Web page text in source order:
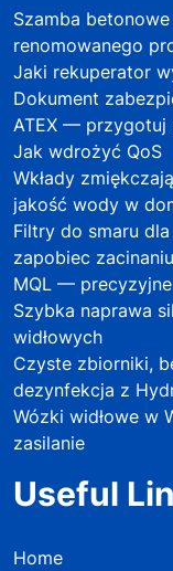
Szamba
renomowanego
Jaki rekuperator
Dokument
ATEX — przygotuj
Jak wdrożyć QoS
Wkłady
jakość wody w
Filtry do smaru
zapobiec
MQL —
Szybka naprawa
widłowych
Czyste zbiorniki,
dezynfekcja z
Wózki widłowe w
zasilanie
Useful
Home